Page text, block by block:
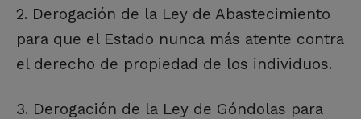
2. Derogación de la Ley de Abastecimiento
para que el Estado nunca más atente contra
el derecho de propiedad de los individuos.
3. Derogación de la Ley de Góndolas para